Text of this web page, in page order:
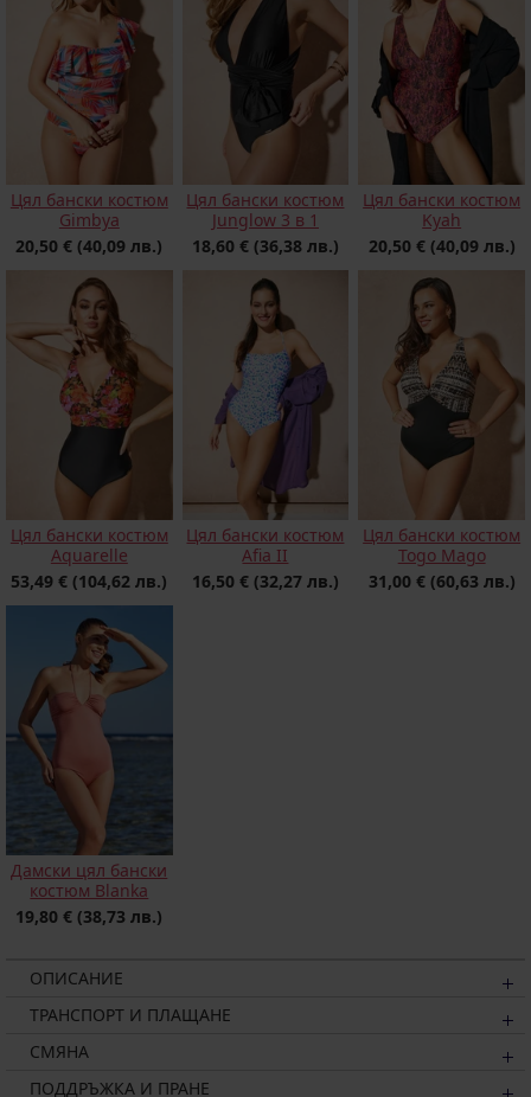
Цял бански костюм
Gimbya
20,50 € (40,09 лв.)
Цял бански костюм
Junglow 3 в 1
18,60 € (36,38 лв.)
Цял бански костюм
Kyah
20,50 € (40,09 лв.)
Цял бански костюм
Aquarelle
53,49 € (104,62 лв.)
Цял бански костюм
Afia II
16,50 € (32,27 лв.)
Цял бански костюм
Togo Mago
31,00 € (60,63 лв.)
Дамски цял бански
костюм Blanka
19,80 € (38,73 лв.)
ОПИСАНИЕ
ТРАНСПОРТ И ПЛАЩАНЕ
СМЯНА
ПОДДРЪЖКА И ПРАНЕ